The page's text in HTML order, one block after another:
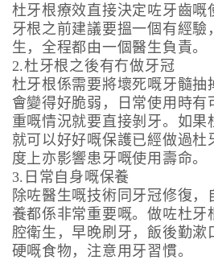
杜牙根療效直接決定咗牙齒嘅
牙根之前建議要搵一個有經驗
生，全程都由一個醫生負責。
2.杜牙根之後有冇做牙冠
杜牙根係需要將壞死嘅牙髓抽
會變得好脆弱，日常使用時有
重嘅情況就要直接剝牙。如果
就可以好好嘅保護已經做過杜
度上亦影響患牙嘅使用壽命。
3.日常自身嘅保養
除咗醫生嘅技術同牙冠修復
養都係非常重要嘅。做咗杜牙
腔衛生，早晚刷牙，飯後勤漱
硬嘅食物，注意用牙習慣。